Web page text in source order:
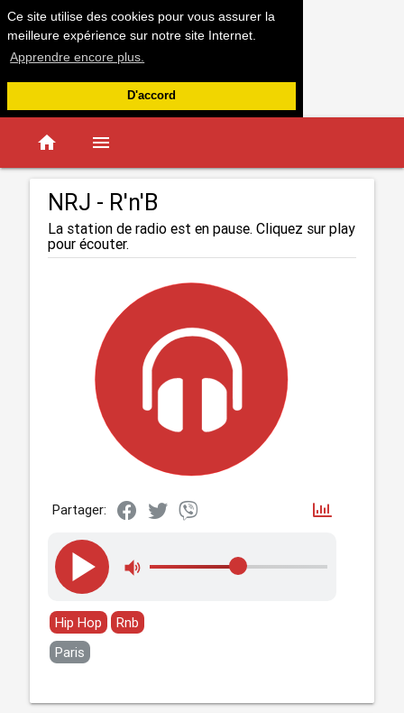
Ce site utilise des cookies pour vous assurer la
meilleure expérience sur notre site Internet.
Apprendre encore plus.
D'accord
home menu
NRJ - R'n'B
La station de radio est en pause. Cliquez sur play
pour écouter.
Partager:
Hip Hop
Rnb
Paris